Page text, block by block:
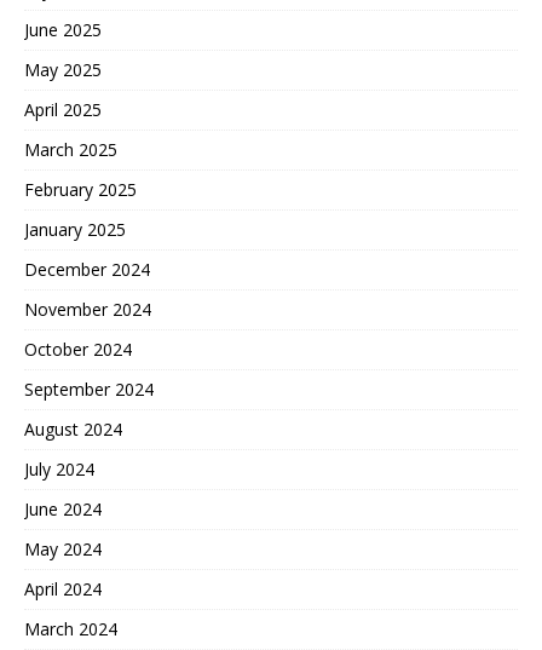
June 2025
May 2025
April 2025
March 2025
February 2025
January 2025
December 2024
November 2024
October 2024
September 2024
August 2024
July 2024
June 2024
May 2024
April 2024
March 2024